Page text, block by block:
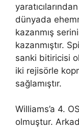
dünyada
kazanmış
kazanmıştır.
sanki bitiricisi
iki rejisörle
sağlamıştır.
Williams’a 4.
olmuştur.